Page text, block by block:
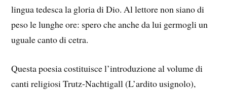
lingua tedesca la gloria di Dio. Al lettore non siano di
peso le lunghe ore: spero che anche da lui germogli un
uguale canto di cetra.
Questa poesia costituisce l’introduzione al volume di
canti religiosi Trutz-Nachtigall (L’ardito usignolo),